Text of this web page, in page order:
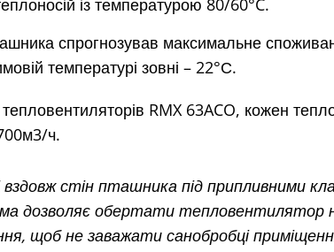
із температурою 80/60°C.
спрогнозував максимальне
температурі зовні – 22°С.
RMX 63ACO, кожен
ч.
стін пташника під припливними
дозволяє обертати тепловентилятор
щоб не заважати санобробці